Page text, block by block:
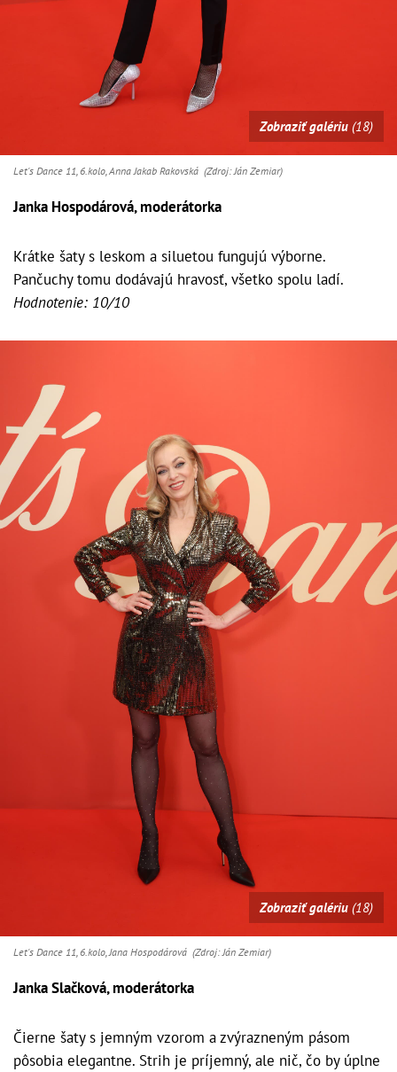
Zobraziť galériu (18)
Let's Dance 11, 6.kolo, Anna Jakab Rakovská (Zdroj: Ján Zemiar)
Janka Hospodárová, moderátorka
Krátke šaty s leskom a siluetou fungujú výborne.
Pančuchy tomu dodávajú hravosť, všetko spolu ladí.
Hodnotenie: 10/10
Zobraziť galériu (18)
Let's Dance 11, 6.kolo, Jana Hospodárová (Zdroj: Ján Zemiar)
Janka Slačková, moderátorka
Čierne šaty s jemným vzorom a zvýrazneným pásom
pôsobia elegantne. Strih je príjemný, ale nič, čo by úplne